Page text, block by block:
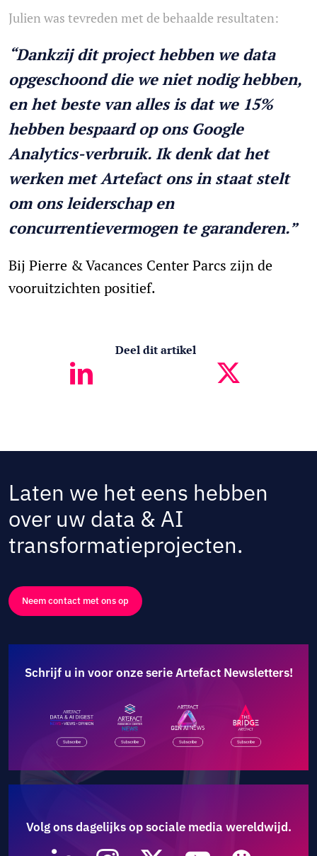
Julien was tevreden met de behaalde resultaten:
“Dankzij dit project hebben we data
opgeschoond die we niet nodig hebben,
en het beste van alles is dat we 15%
hebben bespaard op ons Google
Analytics-verbruik. Ik denk dat het
werken met Artefact ons in staat stelt
om ons leiderschap en
concurrentievermogen te garanderen.”
Bij Pierre & Vacances Center Parcs zijn de
vooruitzichten positief.
Deel dit artikel
Laten we het eens hebben
over uw data & AI
transformatieprojecten.
Neem contact met ons op
Schrijf u in voor onze serie Artefact Newsletters!
Volg ons dagelijks op sociale media wereldwijd.